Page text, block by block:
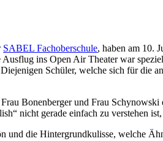
SABEL Fachoberschule, haben am 10.
Ausflug ins Open Air Theater war
Schüler, welche sich für die
Bonenberger und Frau
nicht gerade einfach zu verstehen
und die Hintergrundkulisse, welche